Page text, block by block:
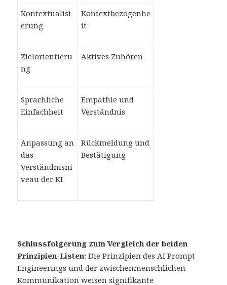
Kontextualisi
erung
Kontextbezogenhe
it
Zielorientieru
ng
Aktives Zuhören
Sprachliche
Einfachheit
Empathie und
Verständnis
Anpassung an
das
Verständnisni
veau der KI
Rückmeldung und
Bestätigung
Schlussfolgerung zum Vergleich der beiden
Prinzipien-Listen: Die Prinzipien des AI Prompt
Engineerings und der zwischenmenschlichen
Kommunikation weisen signifikante